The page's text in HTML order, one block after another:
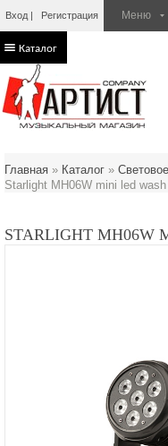
Вход Регистрация
Каталог
Главная » Каталог »
Starlight MH06W mini led
STARLIGHT MH06W